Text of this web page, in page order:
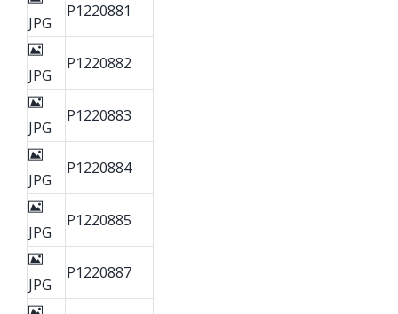
JPG
P1220881
JPG
P1220882
JPG
P1220883
JPG
P1220884
JPG
P1220885
JPG
P1220887